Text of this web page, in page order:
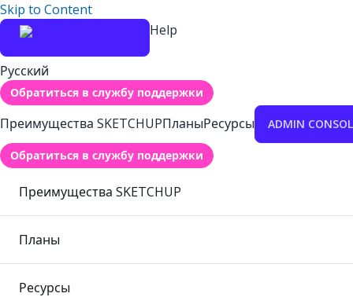
Skip to Content
Help
Русский
Обратиться в службу поддержки
Преимущества SKETCHUPПланыРесурсы ADMIN
Обратиться в службу поддержки
Преимущества SKETCHUP
Планы
Ресурсы